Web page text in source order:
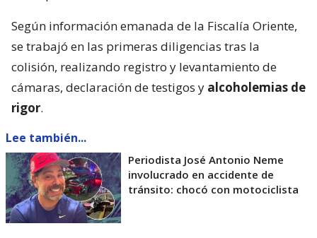
Según información emanada de la Fiscalía Oriente,
se trabajó en las primeras diligencias tras la
colisión, realizando registro y levantamiento de
cámaras, declaración de testigos y alcoholemias de
rigor.
Lee también...
Periodista José Antonio Neme
involucrado en accidente de
tránsito: chocó con motociclista